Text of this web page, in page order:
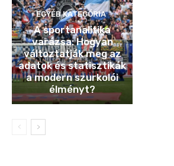
EGYÉB KATEGÓRIA
A sportanalitika
varázsa: Hogyan
változtatják meg az
adatok és statisztikák
a modern szurkolói
élményt?